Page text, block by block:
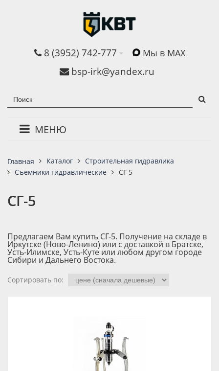
8 (3952) 742-777 Мы в MAX
bsp-irk@yandex.ru
МЕНЮ
Главная Каталог
Строительная гидравлика
Съемники гидравлические
СГ-5
СГ-5
Предлагаем Вам купить СГ-5. Получение на складе в
Иркутске (Ново-Ленино) или с доставкой в Братске,
Усть-Илимске, Усть-Куте или любом другом городе
Сибири и Дальнего Востока.
Сортировать по: